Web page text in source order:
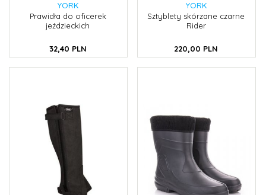
YORK
Prawidła do oficerek
jeździeckich
32,40 PLN
YORK
Sztyblety skórzane czarne
Rider
220,00 PLN